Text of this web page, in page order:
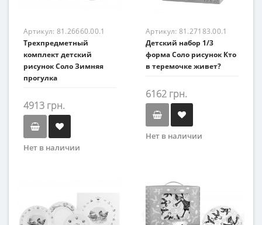
Артикул: 81.26660.00.1
Трехпредметный
комплект детский
рисунок Соло Зимняя
прогулка
4913 грн.
Нет в наличии
Артикул: 81.27183.00.1
Детский набор 1/3
форма Соло рисунок Кто
в теремочке живет?
6162 грн.
Нет в наличии